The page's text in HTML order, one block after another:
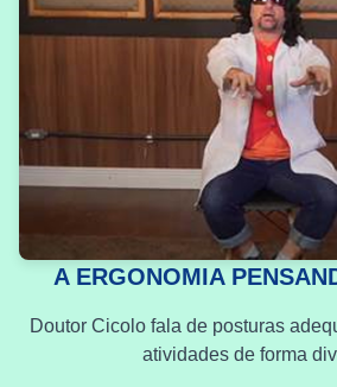
A ERGONOMIA
Doutor Cicolo fala de posturas
atividades de forma